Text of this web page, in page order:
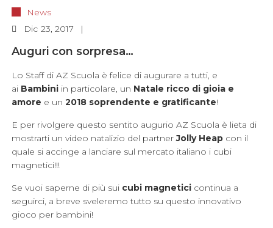
News
Dic 23, 2017
Auguri con sorpresa…
Lo Staff di AZ Scuola è felice di augurare a tutti, e
ai Bambini in particolare, un Natale ricco di gioia e
amore e un 2018 soprendente e gratificante!
E per rivolgere questo sentito augurio AZ Scuola è lieta di
mostrarti un video natalizio del partnerJolly Heap con il
quale si accinge a lanciare sul mercato italiano i cubi
magnetici!!!
Se vuoi saperne di più sui cubi magnetici continua a
seguirci, a breve sveleremo tutto su questo innovativo
gioco per bambini!